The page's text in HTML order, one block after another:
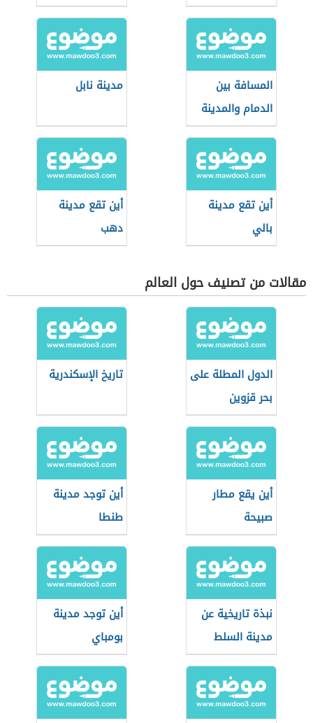
2021
المسافة بين
الدمام والمدينة
مدينة نابل
أين تقع مدينة
بالي
أين تقع مدينة
دهب
مقالات من تصنيف حول العالم
الدول المطلة على
بحر قزوين
تاريخ الإسكندرية
أين يقع مطار
صبيحة
أين توجد مدينة
طنطا
نبذة تاريخية عن
مدينة السلط
أين توجد مدينة
بومباي